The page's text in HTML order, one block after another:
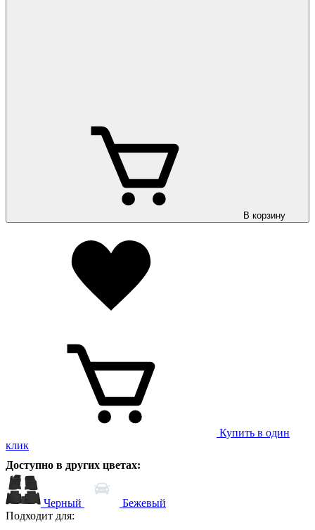
В корзину
Купить в один
клик
Доступно в других цветах:
Черный
Бежевый
Подходит для: